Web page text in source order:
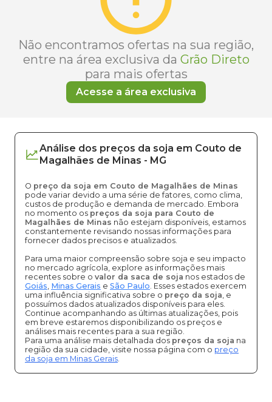
Não encontramos ofertas na sua região,
entre na área exclusiva da Grão Direto
para mais ofertas
Acesse a área exclusiva
Análise dos preços da soja em Couto de
Magalhães de Minas - MG
O preço da soja em Couto de Magalhães de Minas
pode variar devido a uma série de fatores, como clima,
custos de produção e demanda de mercado. Embora
no momento os preços da soja para Couto de
Magalhães de Minas não estejam disponíveis, estamos
constantemente revisando nossas informações para
fornecer dados precisos e atualizados.
Para uma maior compreensão sobre soja e seu impacto
no mercado agrícola, explore as informações mais
recentes sobre o valor da saca de soja nos estados de
Goiás, Minas Gerais e São Paulo. Esses estados exercem
uma influência significativa sobre o preço da soja, e
possuímos dados atualizados disponíveis para eles.
Continue acompanhando as últimas atualizações, pois
em breve estaremos disponibilizando os preços e
análises mais recentes para a sua região.
Para uma análise mais detalhada dos preços da soja na
região da sua cidade, visite nossa página com o preço
da soja em Minas Gerais.